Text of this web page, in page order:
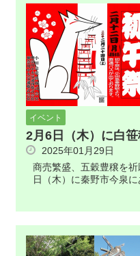
イベント
2月6日（木）に白
2025年01月29日
商売繁盛、五穀豊穣を
日（木）に秦野市今泉